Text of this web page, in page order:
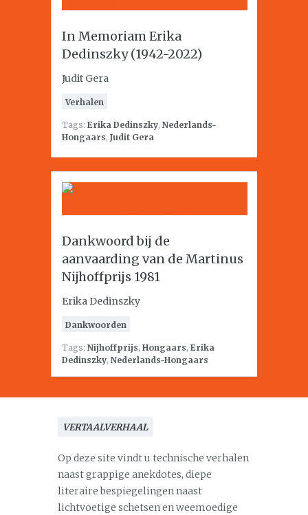
In Memoriam Erika
Dedinszky (1942-2022)
Judit Gera
Verhalen
Tags: Erika Dedinszky, Nederlands-
Hongaars, Judit Gera
Dankwoord bij de
aanvaarding van de Martinus
Nijhoffprijs 1981
Erika Dedinszky
Dankwoorden
Tags: Nijhoffprijs, Hongaars, Erika
Dedinszky, Nederlands-Hongaars
VERTAALVERHAAL
Op deze site vindt u technische verhalen
naast grappige anekdotes, diepe
literaire bespiegelingen naast
lichtvoetige schetsen en weemoedige